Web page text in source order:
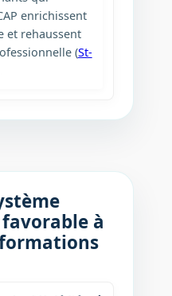
enrichissent
et rehaussent
(St-
à